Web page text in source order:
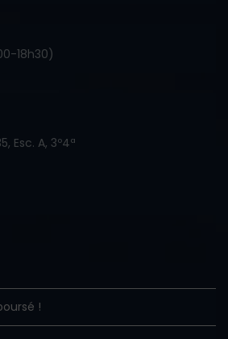
18h30)
Esc. A, 3º4ª
!